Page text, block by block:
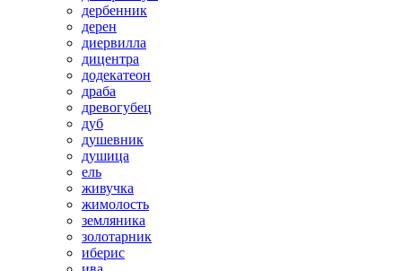
дербенник
дерен
диервилла
дицентра
додекатеон
драба
древогубец
дуб
душевник
душица
ель
живучка
жимолость
земляника
золотарник
иберис